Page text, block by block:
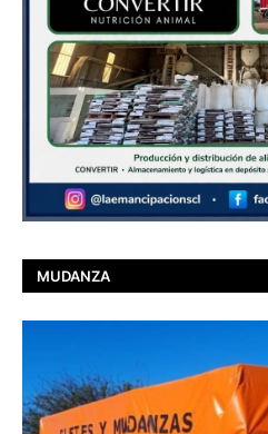
MUDANZA